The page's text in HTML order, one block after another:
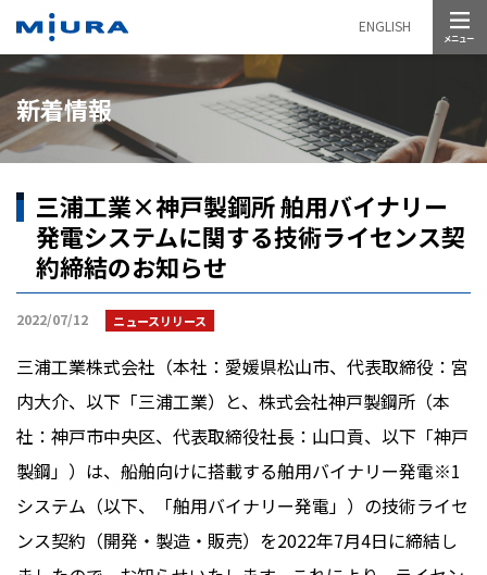
ENGLISH
新着情報
三浦工業×神戸製鋼所 舶用バイナリー
発電システムに関する技術ライセンス契
約締結のお知らせ
2022/07/12 ニュースリリース
三浦工業株式会社（本社：愛媛県松山市、代表取締役：宮
内大介、以下「三浦工業）と、株式会社神戸製鋼所（本
社：神戸市中央区、代表取締役社長：山口貢、以下「神戸
製鋼」）は、船舶向けに搭載する舶用バイナリー発電※1
システム（以下、「舶用バイナリー発電」）の技術ライセ
ンス契約（開発・製造・販売）を2022年7月4日に締結し